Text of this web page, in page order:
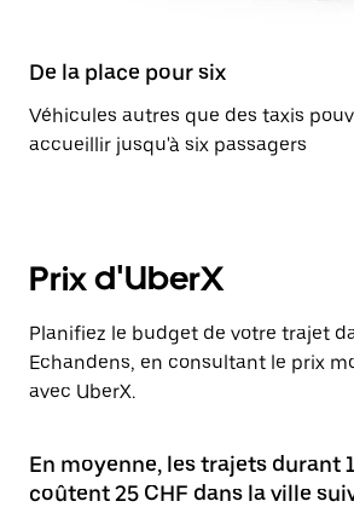
De la place pour six
Véhicules autres que des taxis
accueillir jusqu'à six passagers
Prix d'UberX
Planifiez le budget de votre trajet
Echandens, en consultant le prix
avec UberX.
En moyenne, les trajets durant
coûtent 25 CHF dans la ville